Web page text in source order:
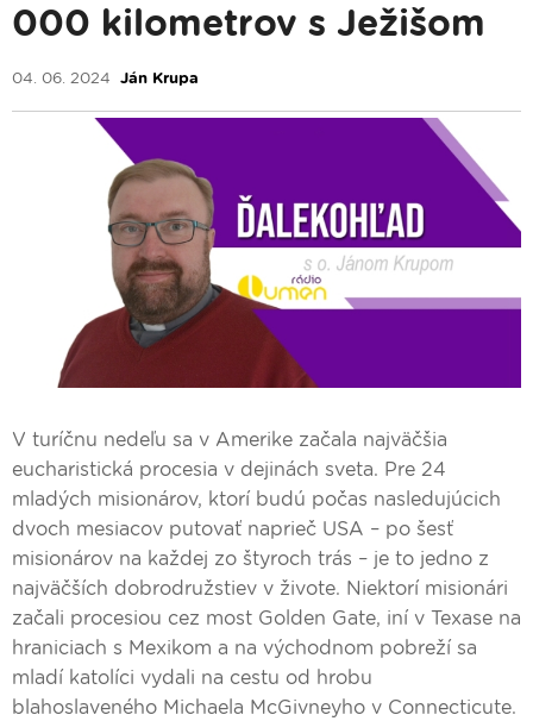
000 kilometrov s Ježišom
04. 06. 2024 Ján Krupa
V turíčnu nedeľu sa v Amerike začala najväčšia
eucharistická procesia v dejinách sveta. Pre 24
mladých misionárov, ktorí budú počas nasledujúcich
dvoch mesiacov putovať naprieč USA – po šesť
misionárov na každej zo štyroch trás – je to jedno z
najväčších dobrodružstiev v živote. Niektorí misionári
začali procesiou cez most Golden Gate, iní v Texase na
hraniciach s Mexikom a na východnom pobreží sa
mladí katolíci vydali na cestu od hrobu
blahoslaveného Michaela McGivneyho v Connecticute.